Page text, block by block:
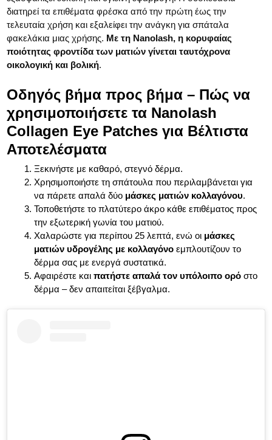
διατηρεί τα επιθέματα φρέσκα από την πρώτη έως την
τελευταία χρήση και εξαλείφει την ανάγκη για σπάταλα
φακελάκια μιας χρήσης. Με τη Nanolash, η κορυφαίας
ποιότητας φροντίδα των ματιών γίνεται ταυτόχρονα
οικολογική και βολική.
Οδηγός βήμα προς βήμα – Πώς να
χρησιμοποιήσετε τα Nanolash
Collagen Eye Patches για Βέλτιστα
Αποτελέσματα
Ξεκινήστε με καθαρό, στεγνό δέρμα.
Χρησιμοποιήστε τη σπάτουλα που περιλαμβάνεται για
να πάρετε απαλά δύο μάσκες ματιών κολλαγόνου.
Τοποθετήστε το πλατύτερο άκρο κάθε επιθέματος προς
την εξωτερική γωνία του ματιού.
Χαλαρώστε για περίπου 25 λεπτά, ενώ οι μάσκες
ματιών υδρογέλης με κολλαγόνο εμπλουτίζουν το
δέρμα σας με ενεργά συστατικά.
Αφαιρέστε καιπατήστε απαλά τον υπόλοιπο ορό στο
δέρμα – δεν απαιτείται ξέβγαλμα.